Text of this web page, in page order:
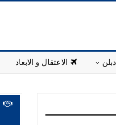
الاعتقال و الابعاد